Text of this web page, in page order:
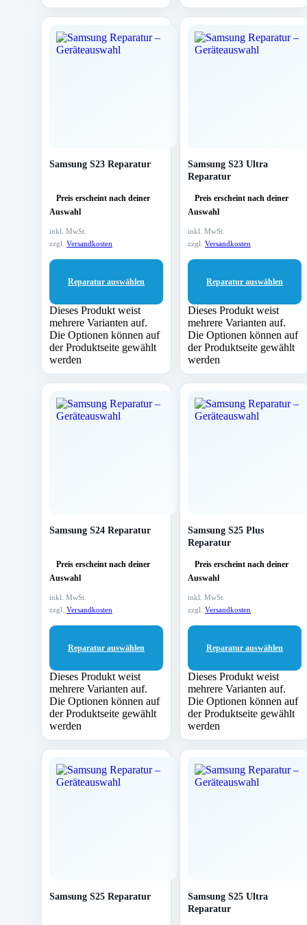
Samsung S23 Reparatur
Preis erscheint nach deiner
Auswahl
inkl. MwSt.
zzgl. Versandkosten
Reparatur auswählen
Dieses Produkt weist
mehrere Varianten auf.
Die Optionen können auf
der Produktseite gewählt
werden
Samsung S23 Ultra
Reparatur
Preis erscheint nach deiner
Auswahl
inkl. MwSt.
zzgl. Versandkosten
Reparatur auswählen
Dieses Produkt weist
mehrere Varianten auf.
Die Optionen können auf
der Produktseite gewählt
werden
Samsung S24 Reparatur
Preis erscheint nach deiner
Auswahl
inkl. MwSt.
zzgl. Versandkosten
Reparatur auswählen
Dieses Produkt weist
mehrere Varianten auf.
Die Optionen können auf
der Produktseite gewählt
werden
Samsung S25 Plus
Reparatur
Preis erscheint nach deiner
Auswahl
inkl. MwSt.
zzgl. Versandkosten
Reparatur auswählen
Dieses Produkt weist
mehrere Varianten auf.
Die Optionen können auf
der Produktseite gewählt
werden
Samsung S25 Reparatur
Samsung S25 Ultra
Reparatur